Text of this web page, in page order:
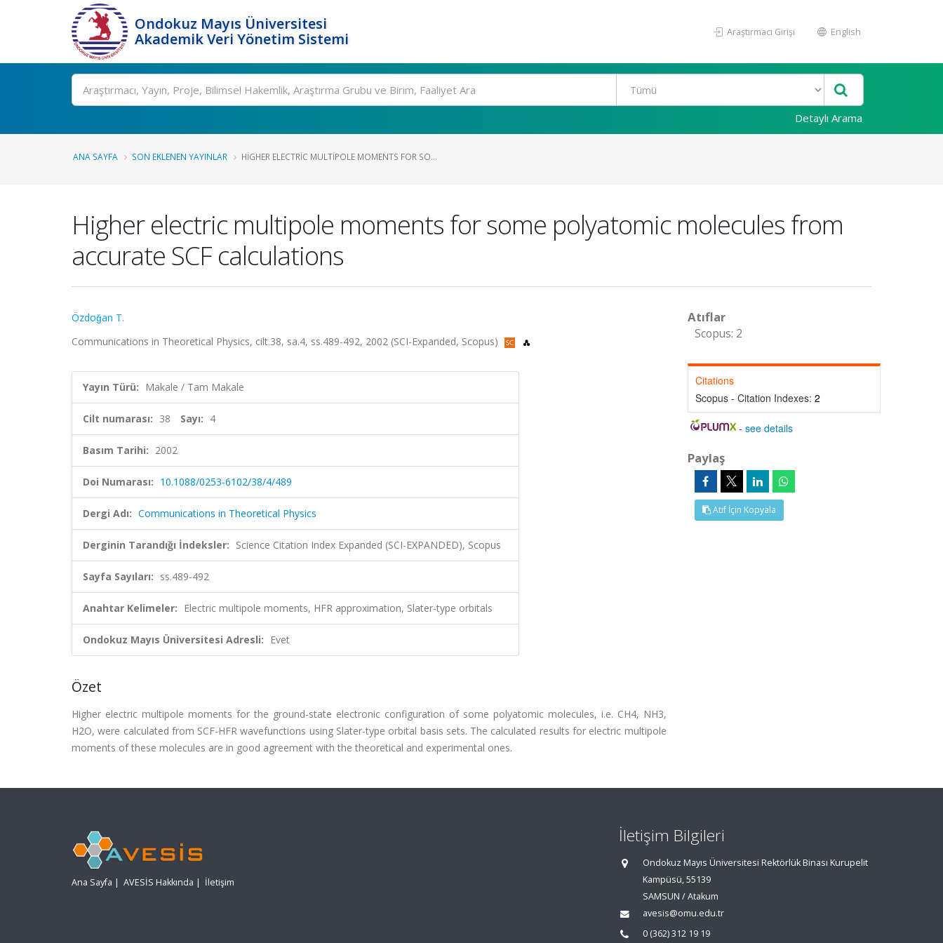
Ondokuz Mayıs Üniversitesi
Akademik Veri Yönetim Sistemi
Araştırmacı Girişi English
Ara
Detaylı Arama
ANA SAYFA SON EKLENEN YAYINLAR HIGHER ELECTRIC MULTIPOLE MOMENTS FOR SO...
Higher electric multipole moments for some polyatomic molecules from
accurate SCF calculations
Özdoǧan T.
Communications in Theoretical Physics, cilt.38, sa.4, ss.489-492, 2002 (SCI-Expanded, Scopus)
Yayın Türü: Makale / Tam Makale
Cilt numarası: 38 Sayı: 4
Basım Tarihi: 2002
Doi Numarası: 10.1088/0253-6102/38/4/489
Dergi Adı: Communications in Theoretical Physics
Derginin Tarandığı İndeksler: Science Citation Index Expanded (SCI-EXPANDED), Scopus
Sayfa Sayıları: ss.489-492
Anahtar Kelimeler: Electric multipole moments, HFR approximation, Slater-type orbitals
Ondokuz Mayıs Üniversitesi Adresli: Evet
Özet
Higher electric multipole moments for the ground-state electronic configuration of some polyatomic molecules, i.e. CH4, NH3,
H2O, were calculated from SCF-HFR wavefunctions using Slater-type orbital basis sets. The calculated results for electric multipole
moments of these molecules are in good agreement with the theoretical and experimental ones.
Atıflar
Scopus: 2
Citations
Scopus - Citation Indexes: 2
-see details
Paylaş
Atıf İçin Kopyala
Ana Sayfa | AVESİS Hakkında | İletişim
İletişim Bilgileri
Ondokuz Mayıs Üniversitesi Rektörlük Binası Kurupelit
Kampüsü, 55139
SAMSUN / Atakum
avesis@omu.edu.tr
0 (362) 312 19 19